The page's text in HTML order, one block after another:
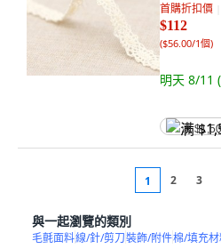
首購折扣價
$112
($56.00/1個)
明天 8/11
满
1 2 3
與一起瀏覽的類別
毛氈面料線/針/剪刀裝飾/附件棉/填充